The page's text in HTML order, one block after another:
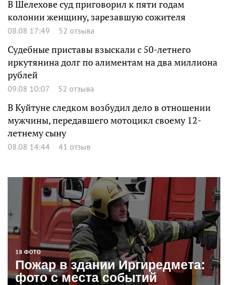
В Шелехове суд приговорил к пяти годам
колонии женщину, зарезавшую сожителя
08.08 17:49 52 отзыва
Судебные приставы взыскали с 50-летнего
иркутянина долг по алиментам на два миллиона
рублей
09.08 10:07 52 отзыва
В Куйтуне следком возбудил дело в отношении
мужчины, передавшего мотоцикл своему 12-
летнему сыну
08.08 14:44 41 отзыв
18 ФОТО
Пожар в здании Иргиредмета:
фото с места событий